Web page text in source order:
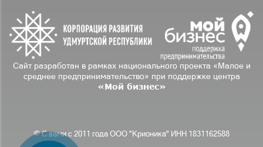
Сайт разработан в рамках национального проекта «Малое и
среднее предпринимательство» при поддержке центра
«Мой бизнес»
© С вами с 2011 года ООО "Крионика" ИНН 1831162588